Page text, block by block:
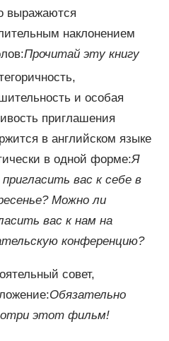
выражаются
наклонением
Прочитай эту книгу
и особая
приглашения
в английском языке
в одной форме:Я
вас к себе в
Можно ли
вас к нам на
конференцию?
совет,
Обязательно
этот фильм!